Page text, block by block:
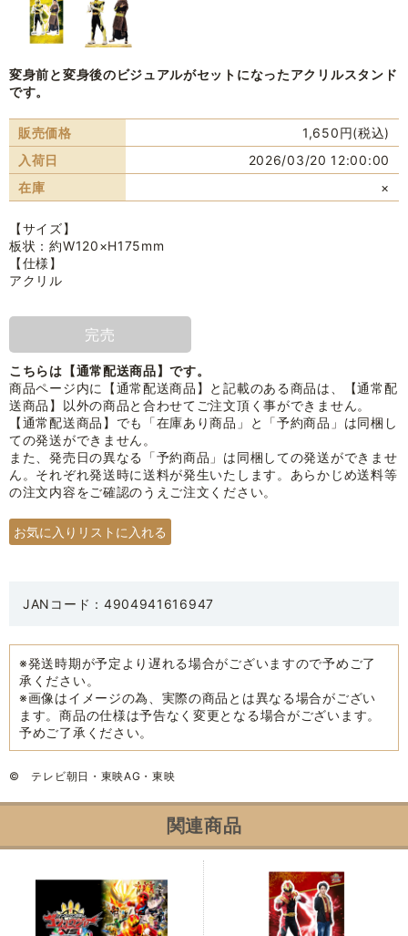
変身前と変身後のビジュアルがセットになったアクリルスタンド
です。
販売価格
1,650円(税込)
入荷日
2026/03/20 12:00:00
在庫
×
【サイズ】
板状：約W120×H175mm
【仕様】
アクリル
完売
こちらは【通常配送商品】です。
商品ページ内に【通常配送商品】と記載のある商品は、【通常配
送商品】以外の商品と合わせてご注文頂く事ができません。
【通常配送商品】でも「在庫あり商品」と「予約商品」は同梱し
ての発送ができません。
また、発売日の異なる「予約商品」は同梱しての発送ができませ
ん。それぞれ発送時に送料が発生いたします。あらかじめ送料等
の注文内容をご確認のうえご注文ください。
JANコード：4904941616947
※発送時期が予定より遅れる場合がございますので予めご了
承ください。
※画像はイメージの為、実際の商品とは異なる場合がござい
ます。商品の仕様は予告なく変更となる場合がございます。
予めご了承ください。
© テレビ朝日・東映AG・東映
関連商品